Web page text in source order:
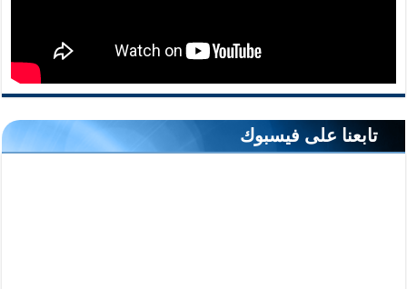
تابعنا على فيسبوك